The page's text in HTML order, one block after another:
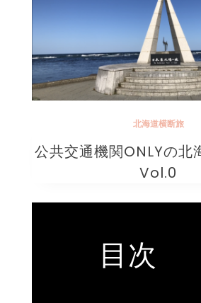
北海道横断旅
公共交通機関ONLYの
Vol.0
目次